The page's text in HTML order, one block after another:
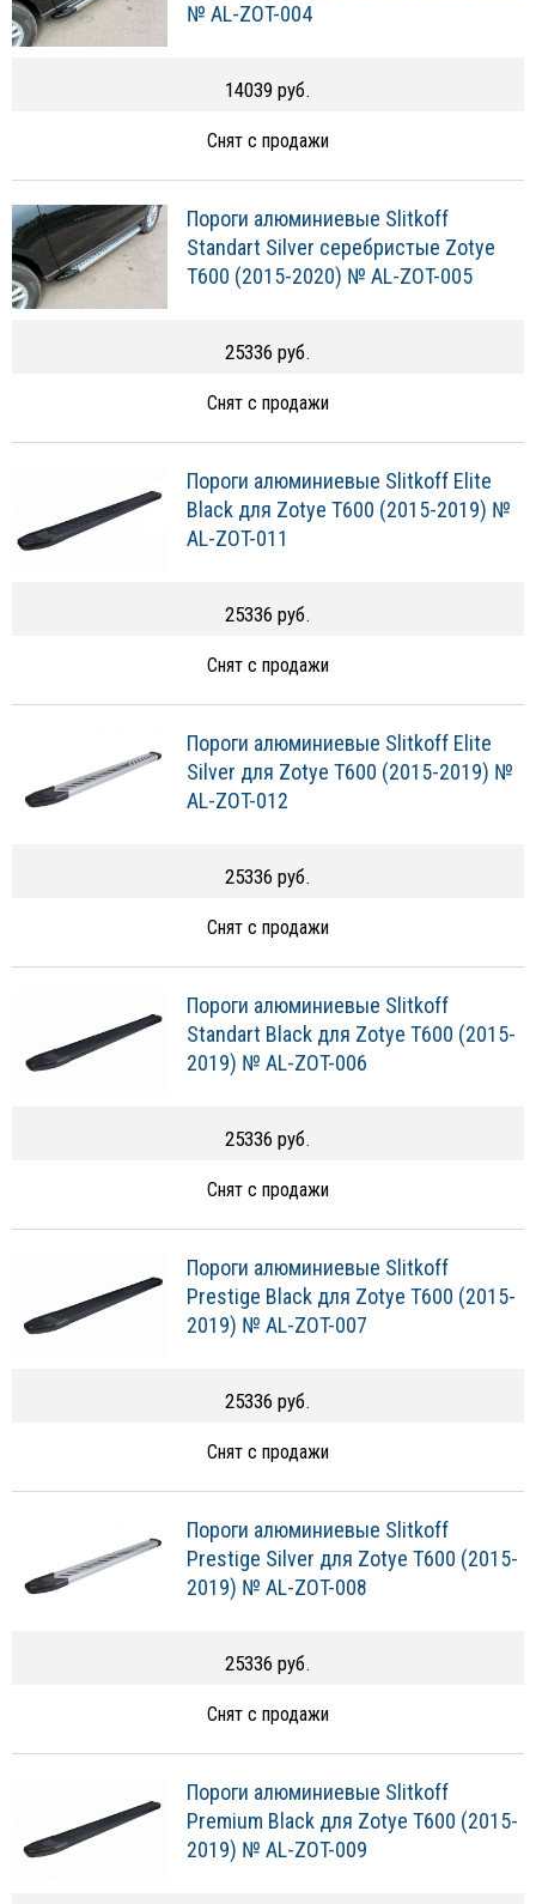
№ AL-ZOT-004
14039 руб.
Снят с продажи
Пороги алюминиевые Slitkoff
Standart Silver серебристые Zotye
T600 (2015-2020) № AL-ZOT-005
25336 руб.
Снят с продажи
Пороги алюминиевые Slitkoff Elite
Black для Zotye T600 (2015-2019) №
AL-ZOT-011
25336 руб.
Снят с продажи
Пороги алюминиевые Slitkoff Elite
Silver для Zotye T600 (2015-2019) №
AL-ZOT-012
25336 руб.
Снят с продажи
Пороги алюминиевые Slitkoff
Standart Black для Zotye T600 (2015-
2019) № AL-ZOT-006
25336 руб.
Снят с продажи
Пороги алюминиевые Slitkoff
Prestige Black для Zotye T600 (2015-
2019) № AL-ZOT-007
25336 руб.
Снят с продажи
Пороги алюминиевые Slitkoff
Prestige Silver для Zotye T600 (2015-
2019) № AL-ZOT-008
25336 руб.
Снят с продажи
Пороги алюминиевые Slitkoff
Premium Black для Zotye T600 (2015-
2019) № AL-ZOT-009